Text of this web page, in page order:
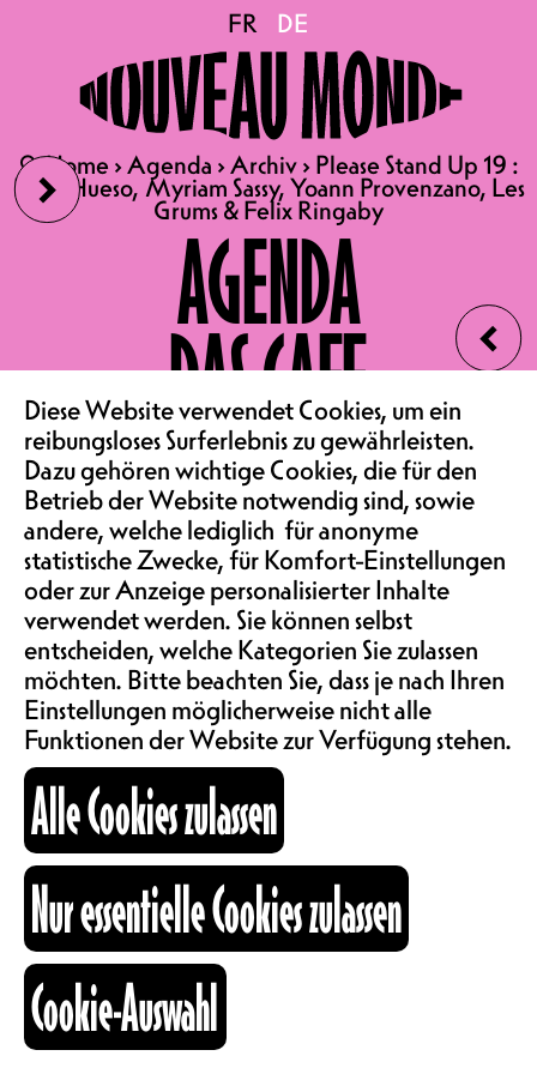
›
‹
FR DE
🔍Home›Agenda ›Archiv› Please Stand Up 19 :
Lucas Hueso, Myriam Sassy, Yoann Provenzano, Les
Grums & Felix Ringaby
AGENDA
DAS CAFE
VEREIN & COMMUNITY
SAALMIETE
ABOS & TARIFE
INFORMATIONEN
KARTOGRAPHIE
SUCHE
Kulturraum
FR DE
🔍Home›Agenda ›Archiv› Please Stand Up 19 :
Lucas Hueso, Myriam Sassy, Yoann Provenzano, Les
Grums & Felix Ringaby
Please Stand Up 19 : Lucas
Hueso, Myriam Sassy,
Yoann Provenzano, Les
Grums & Felix Ringaby
SA 11.01.2025
PLEASE STAND UP 19
MIT LUCAS HUESO, MYRIAM
SASSY, YOANN
PROVENZANO, LES GRUMS
UND FELIX RINGABY
ANIMIERT VON DAVID VIDA
COMEDY | KONZERTSAAL
MEMBER : 15.-,
NORMALPREIS : 20.-,
EMPFOHLENER PREIS : 30.-
AFTERPARTY MIT DJ RONFA
AB 22H (EINTRITT FREI)
Seit April 2018 stellt das Please
Stand Up die Qualität der Comedy-
Szene aus der Romandie und
darüber hinaus in den Vordergrund!
Diese Website verwendet Cookies, um ein
reibungsloses Surferlebnis zu gewährleisten.
Dazu gehören wichtige Cookies, die für den
Betrieb der Website notwendig sind, sowie
andere, welche lediglich für anonyme
statistische Zwecke, für Komfort-Einstellungen
oder zur Anzeige personalisierter Inhalte
verwendet werden. Sie können selbst
entscheiden, welche Kategorien Sie zulassen
möchten. Bitte beachten Sie, dass je nach Ihren
Einstellungen möglicherweise nicht alle
Funktionen der Website zur Verfügung stehen.
Alle Cookies zulassen
Nur essentielle Cookies zulassen
Cookie-Auswahl